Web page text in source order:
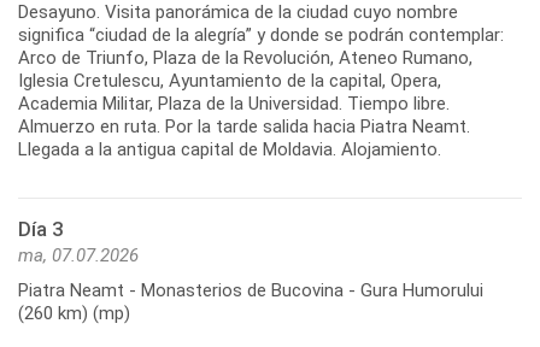
Desayuno. Visita panorámica de la ciudad cuyo nombre
significa “ciudad de la alegría” y donde se podrán contemplar:
Arco de Triunfo, Plaza de la Revolución, Ateneo Rumano,
Iglesia Cretulescu, Ayuntamiento de la capital, Opera,
Academia Militar, Plaza de la Universidad. Tiempo libre.
Almuerzo en ruta. Por la tarde salida hacia Piatra Neamt.
Llegada a la antigua capital de Moldavia. Alojamiento.
Día 3
ma, 07.07.2026
Piatra Neamt - Monasterios de Bucovina - Gura Humorului
(260 km) (mp)